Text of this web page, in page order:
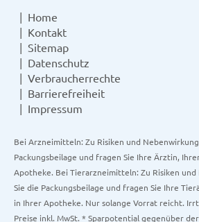
Home
Kontakt
Sitemap
Datenschutz
Verbraucherrechte
Barrierefreiheit
Impressum
Bei Arzneimitteln: Zu Risiken und
Packungsbeilage und fragen Sie Ihre Ärztin,
Apotheke. Bei Tierarzneimitteln: Zu Risiken
Sie die Packungsbeilage und fragen Sie Ihre
in Ihrer Apotheke. Nur solange Vorrat reicht.
Preise inkl. MwSt. * Sparpotential gegenüber